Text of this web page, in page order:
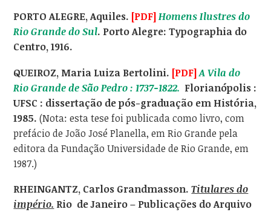
PORTO ALEGRE, Aquiles. [PDF] Homens Ilustres do
Rio Grande do Sul. Porto Alegre: Typographia do
Centro, 1916.
QUEIROZ, Maria Luiza Bertolini. [PDF]A Vila do
Rio Grande de São Pedro : 1737-1822. Florianópolis :
UFSC : dissertação de pós-graduação em História,
1985.(Nota: esta tese foi publicada como livro, com
prefácio de João José Planella, em Rio Grande pela
editora da Fundação Universidade de Rio Grande, em
1987.)
RHEINGANTZ, Carlos Grandmasson.Titulares do
império. Rio de Janeiro – Publicações do Arquivo